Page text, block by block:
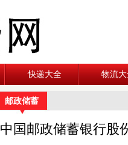
快递大全 物流
邮政储蓄
中国邮政储蓄银行股